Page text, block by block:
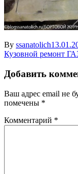
By ssanatolich
Навигация
по
записям
Кузовной ремонт
Добавить
Ваш адрес email не
помечены *
Комментарий *